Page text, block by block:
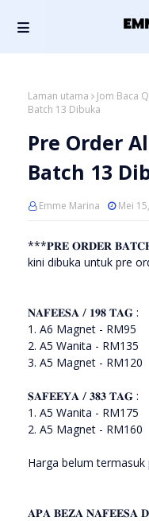
Laman utama Jom Baca
Batch 13 Dibuka
Pre Order
Batch 13
Emme Marina Mei
***𝐏𝐑𝐄 𝐎𝐑𝐃𝐄𝐑 𝐁𝐀𝐓𝐂𝐇
kini dibuka untuk pre
𝐍𝐀𝐅𝐄𝐄𝐒𝐀 / 𝟏𝟗𝟖 𝐓𝐀𝐆 :
1. A6 Magnet - RM95
2. A5 Wanita - RM135
3. A5 Magnet - RM120
𝐒𝐀𝐅𝐄𝐄𝐘𝐀 / 𝟑𝟖𝟑 𝐓𝐀𝐆 :
1. A5 Wanita - RM175
2. A5 Magnet - RM160
Harga belum termasuk
𝐀𝐏𝐀 𝐁𝐄𝐙𝐀 𝐍𝐀𝐅𝐄𝐄𝐒𝐀